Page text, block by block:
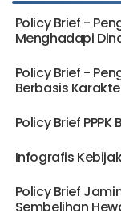
Policy Brief -
Menghadapi
Policy Brief -
Berbasis
Policy Brief
Infografis
Policy Brief
Sembelihan